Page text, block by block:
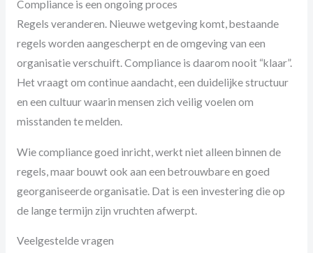
Compliance is een ongoing proces
Regels veranderen. Nieuwe wetgeving komt, bestaande
regels worden aangescherpt en de omgeving van een
organisatie verschuift. Compliance is daarom nooit “klaar”.
Het vraagt om continue aandacht, een duidelijke structuur
en een cultuur waarin mensen zich veilig voelen om
misstanden te melden.
Wie compliance goed inricht, werkt niet alleen binnen de
regels, maar bouwt ook aan een betrouwbare en goed
georganiseerde organisatie. Dat is een investering die op
de lange termijn zijn vruchten afwerpt.
Veelgestelde vragen